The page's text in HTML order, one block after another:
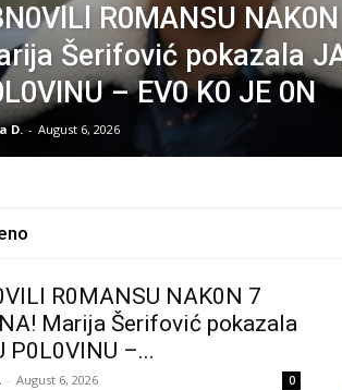
R0MANSU
Šerifović pokazala
– EV0 K0 JE 0N
D. - August 6, 2026
R0MANSU NAK0N 7
Marija Šerifović pokazala
P0L0VINU –...
- August 6, 2026 0